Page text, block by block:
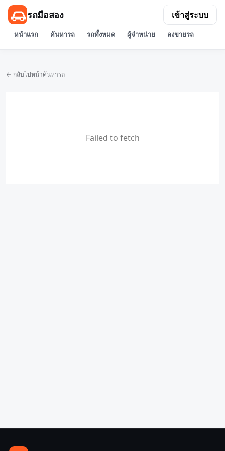
รถมือสอง
หน้าแรก ค้นหารถ รถทั้งหมด ผู้จำหน่าย ลงขายรถ
เข้าสู่ระบบ
← กลับไปหน้าค้นหารถ
Failed to fetch